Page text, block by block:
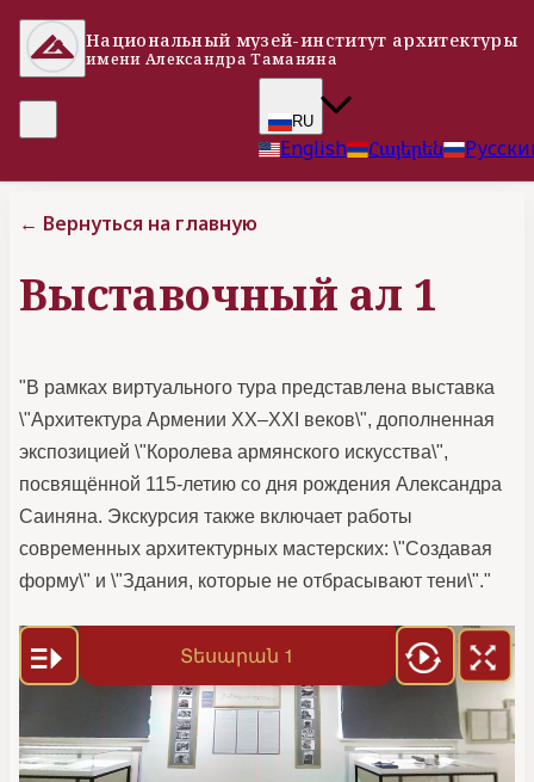
Национальный музей-институт архитектуры
имени Александра Таманяна
RU
English Հայերեն
← Вернуться на главную
Выставочный ал 1
"В рамках виртуального тура представлена выставка
\"Архитектура Армении XX–XXI веков\", дополненная
экспозицией \"Королева армянского искусства\",
посвящённой 115-летию со дня рождения Александра
Саиняна. Экскурсия также включает работы
современных архитектурных мастерских: \"Создавая
форму\" и \"Здания, которые не отбрасывают тени\"."